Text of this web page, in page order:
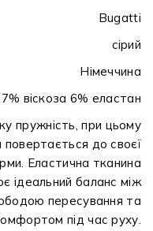
Bugatti
сірий
Німеччина
віскоза 6% еластан
пружність, при цьому
до своєї
Еластична тканина
ідеальний баланс між
пересування та
під час руху.